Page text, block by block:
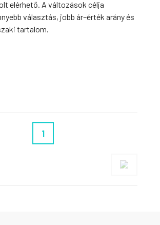
elérhető. A változások célja
választás, jobb ár–érték arány és
tartalom.
1